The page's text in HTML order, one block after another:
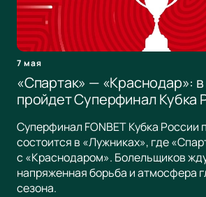
7 мая
«Спартак» — «Краснодар»:
пройдет Суперфинал Кубка
Суперфинал FONBET Кубка России
состоится в «Лужниках», где
с «Краснодаром». Болельщиков
напряженная борьба и атмосфера
сезона.